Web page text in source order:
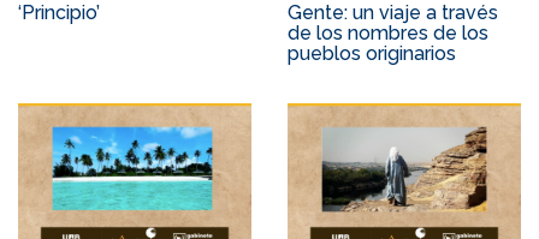
‘Principio’
Gente: un viaje a través
de los nombres de los
pueblos originarios